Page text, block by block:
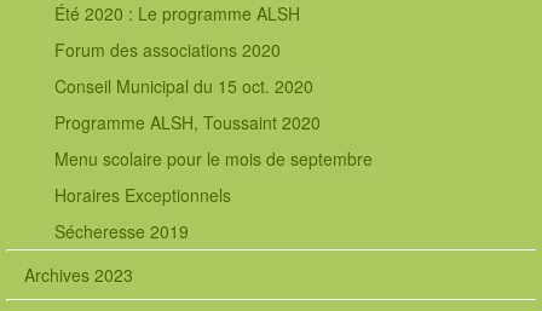
Été 2020 : Le programme ALSH
Forum des associations 2020
Conseil Municipal du 15 oct. 2020
Programme ALSH, Toussaint 2020
Menu scolaire pour le mois de septembre
Horaires Exceptionnels
Sécheresse 2019
Archives 2023